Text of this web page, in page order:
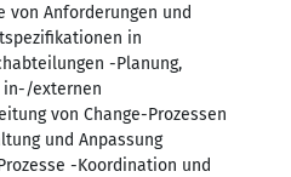
von Anforderungen und
in
-Planung,
in-/externen
von Change-Prozessen
und Anpassung
-Koordination und